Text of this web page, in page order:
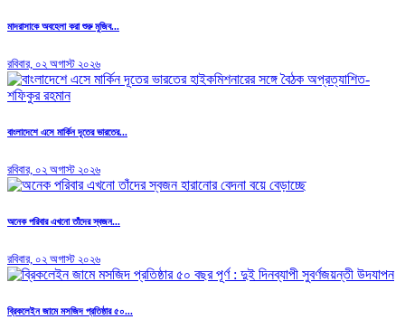
মাদরাসাকে অবহেলা করা শুরু মুজিব...
রবিবার, ০২ অগাস্ট ২০২৬
বাংলাদেশে এসে মার্কিন দূতের ভারতের...
রবিবার, ০২ অগাস্ট ২০২৬
অনেক পরিবার এখনো তাঁদের স্বজন...
রবিবার, ০২ অগাস্ট ২০২৬
ব্রিকলেইন জামে মসজিদ প্রতিষ্ঠার ৫০...